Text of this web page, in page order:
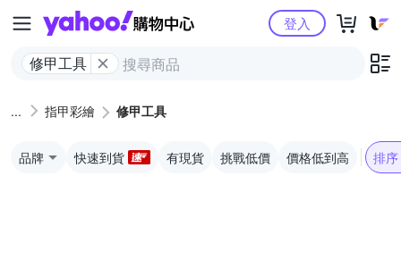
Yahoo購物中心
修甲工具
登入
指甲彩繪 修甲工具
品牌 快速到貨 有現貨 挑戰低價 價格低到高 排序